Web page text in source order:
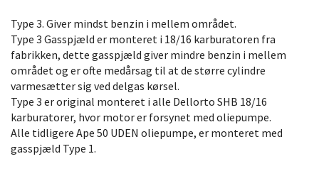
Type 3. Giver mindst benzin i mellem området.
Type 3 Gasspjæld er monteret i 18/16 karburatoren fra
fabrikken, dette gasspjæld giver mindre benzin i mellem
området og er ofte medårsag til at de større cylindre
varmesætter sig ved delgas kørsel.
Type 3 er original monteret i alle Dellorto SHB 18/16
karburatorer, hvor motor er forsynet med oliepumpe.
Alle tidligere Ape 50 UDEN oliepumpe, er monteret med
gasspjæld Type 1.